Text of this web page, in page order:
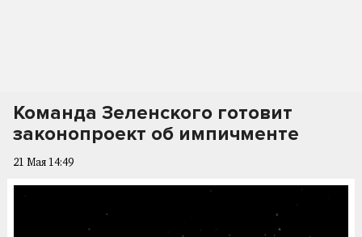
Команда Зеленского готовит
законопроект об импичменте
21 Мая 14:49